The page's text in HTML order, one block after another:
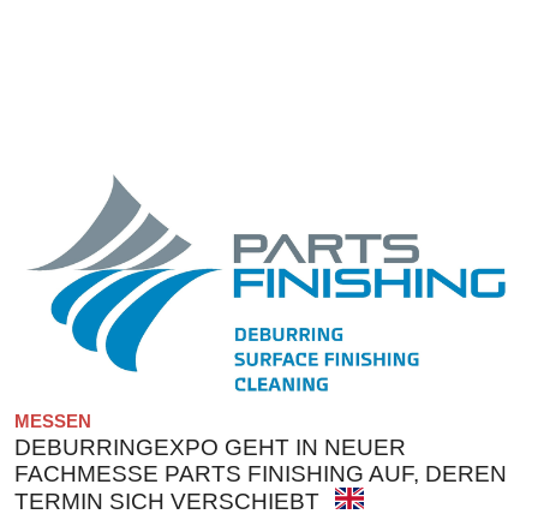
MESSEN
DEBURRINGEXPO GEHT IN NEUER
FACHMESSE PARTS FINISHING AUF, DEREN
TERMIN SICH VERSCHIEBT